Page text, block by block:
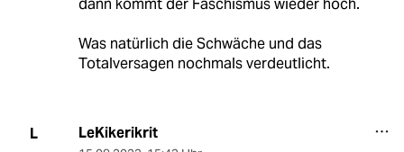
dann kommt der Faschismus wieder hoch.
Was natürlich die Schwäche und das
Totalversagen nochmals verdeutlicht.
L LeKikerikrit